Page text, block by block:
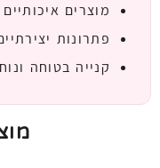
מוצרים
פתרונות
קנייה בטוחה